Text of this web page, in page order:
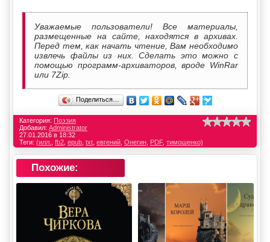
Уважаемые пользователи! Все материалы,
размещенные на сайте, находятся в архивах.
Перед тем, как начать чтение, Вам необходимо
извлечь файлы из них. Сделать это можно с
помощью программ-архиваторов, вроде WinRar
или 7Zip.
Поделиться…
Категория: Поэзия
Добавил: Administrator
27.01.2016 в 18:32
Теги: (илл. fb2 epub txt евгений Онегин PDF, тимошенко)
Похожие: